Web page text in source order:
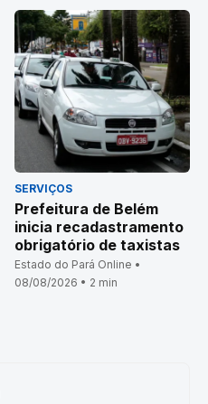
SERVIÇOS
Prefeitura de Belém
inicia recadastramento
obrigatório de taxistas
Estado do Pará Online •
08/08/2026 • 2 min